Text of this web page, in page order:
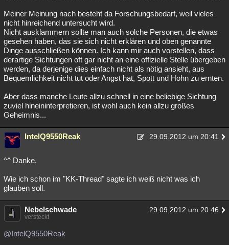
Meiner Meinung nach besteht da Forschungsbedarf, weil vieles
nicht hinreichend untersucht wird.
Nicht ausklammern sollte man auch solche Personen, die etwas
gesehen haben, das sie sich nicht erklären und oben genannte
Dinge ausschließen können. Ich kann mir auch vorstellen, dass
derartige Sichtungen oft gar nicht an eine offizielle Stelle übergeben
werden, da derjenige dies einfach nicht als nötig ansieht, aus
Bequemlichkeit nicht tut oder Angst hat, Spott und Hohn zu ernten.
Aber dass manche Leute allzu schnell in eine beliebige Sichtung
zuviel hineininterpretieren, ist wohl auch kein allzu großes
Geheimnis...
IntelQ9550Reak 29.09.2012 um 20:41
^^ Danke.
Wie ich schon im "KK-Thread" sagte ich weiß nicht was ich
glauben soll.
Nebelschwade 29.09.2012 um 20:46
versteckt
@IntelQ9550Reak